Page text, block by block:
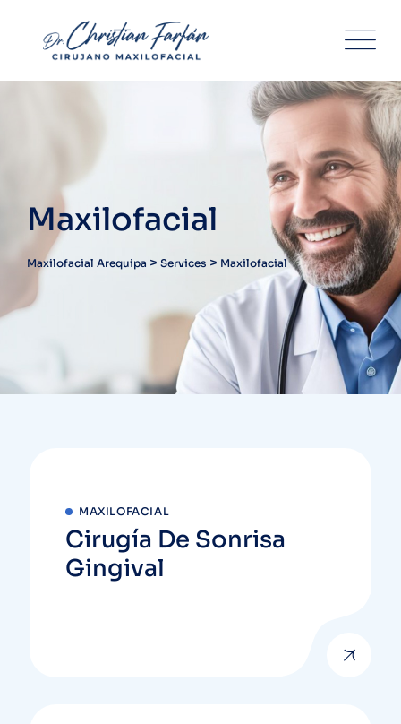
content
Maxilofacial
Maxilofacial Arequipa > Services > Maxilofacial
MAXILOFACIAL
Cirugía De Sonrisa
Gingival